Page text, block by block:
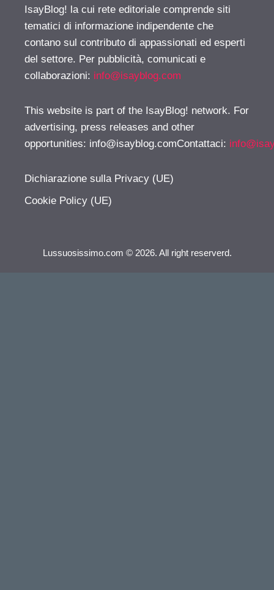
IsayBlog! la cui rete editoriale comprende siti
tematici di informazione indipendente che
contano sul contributo di appassionati ed esperti
del settore. Per pubblicità, comunicati e
collaborazioni: info@isayblog.com
This website is part of the IsayBlog! network. For
advertising, press releases and other
opportunities: info@isayblog.comContattaci:
Dichiarazione sulla Privacy (UE)
Cookie Policy (UE)
Lussuosissimo.com © 2026. All right reserverd.